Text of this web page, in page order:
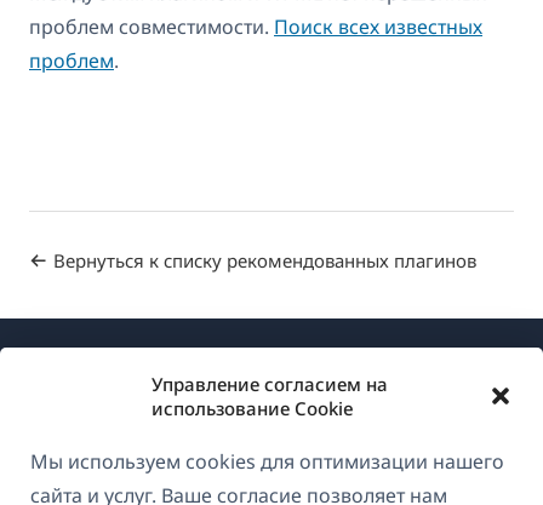
Управление согласием на
использование Cookie
Мы используем cookies для оптимизации нашего
сайта и услуг. Ваше согласие позволяет нам
проблем совместимости. Поиск всех известных
проблем.
Вернуться к списку рекомендованных плагинов
О WPML